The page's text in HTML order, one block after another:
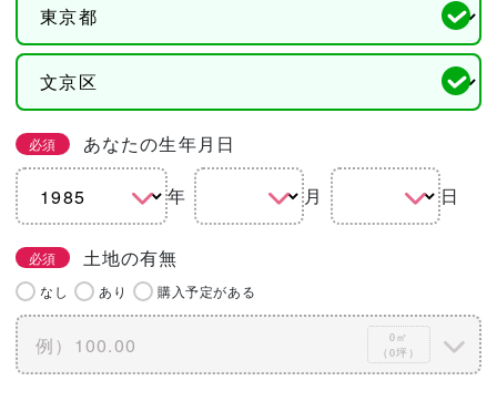
必須 あなたの生年月日
年 月 日
必須 土地の有無
なし あり 購入予定がある
0㎡
（0坪）